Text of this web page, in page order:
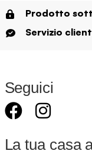
Prodotto
Servizio
Seguici
La tua casa